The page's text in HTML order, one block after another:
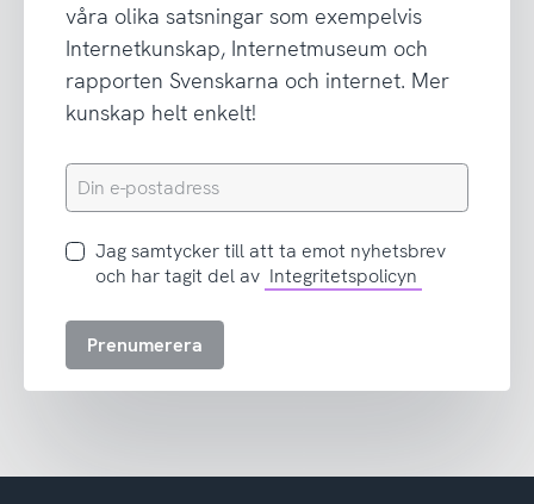
våra olika satsningar som exempelvis
Internetkunskap, Internetmuseum och
rapporten Svenskarna och internet. Mer
kunskap helt enkelt!
Din
e-
Jag
samtycker
att
Jag samtycker till att ta emot nyhetsbrev
och har tagit del av Integritetspolicyn
Prenumerera